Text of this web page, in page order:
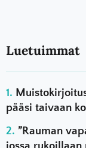
Luetuimmat
pääsi taivaan
”Rauman